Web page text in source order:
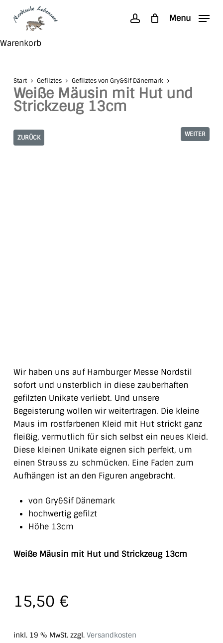
content
accountMenu
WarenkorbClose
Start Gefilztes Gefilztes von Gry&Sif Dänemark
Weiße Mäusin mit Hut und
Strickzeug 13cm
ZURÜCK WEITER
Wir haben uns auf Hamburger Messe Nordstil
sofort und unsterblich in diese zauberhaften
gefilzten Unikate verliebt. Und unsere
Begeisterung wollen wir weitertragen. Die kleine
Maus im rostfarbenen Kleid mit Hut strickt ganz
fleißig, vermutlich für sich selbst ein neues Kleid.
Diese kleinen Unikate eignen sich perfekt, um
einen Strauss zu schmücken. Eine Faden zum
Aufhängen ist an den Figuren angebracht.
von Gry&Sif Dänemark
hochwertig gefilzt
Höhe 13cm
Weiße Mäusin mit Hut und Strickzeug 13cm
15,50 €
inkl. 19 % MwSt. zzgl. Versandkosten